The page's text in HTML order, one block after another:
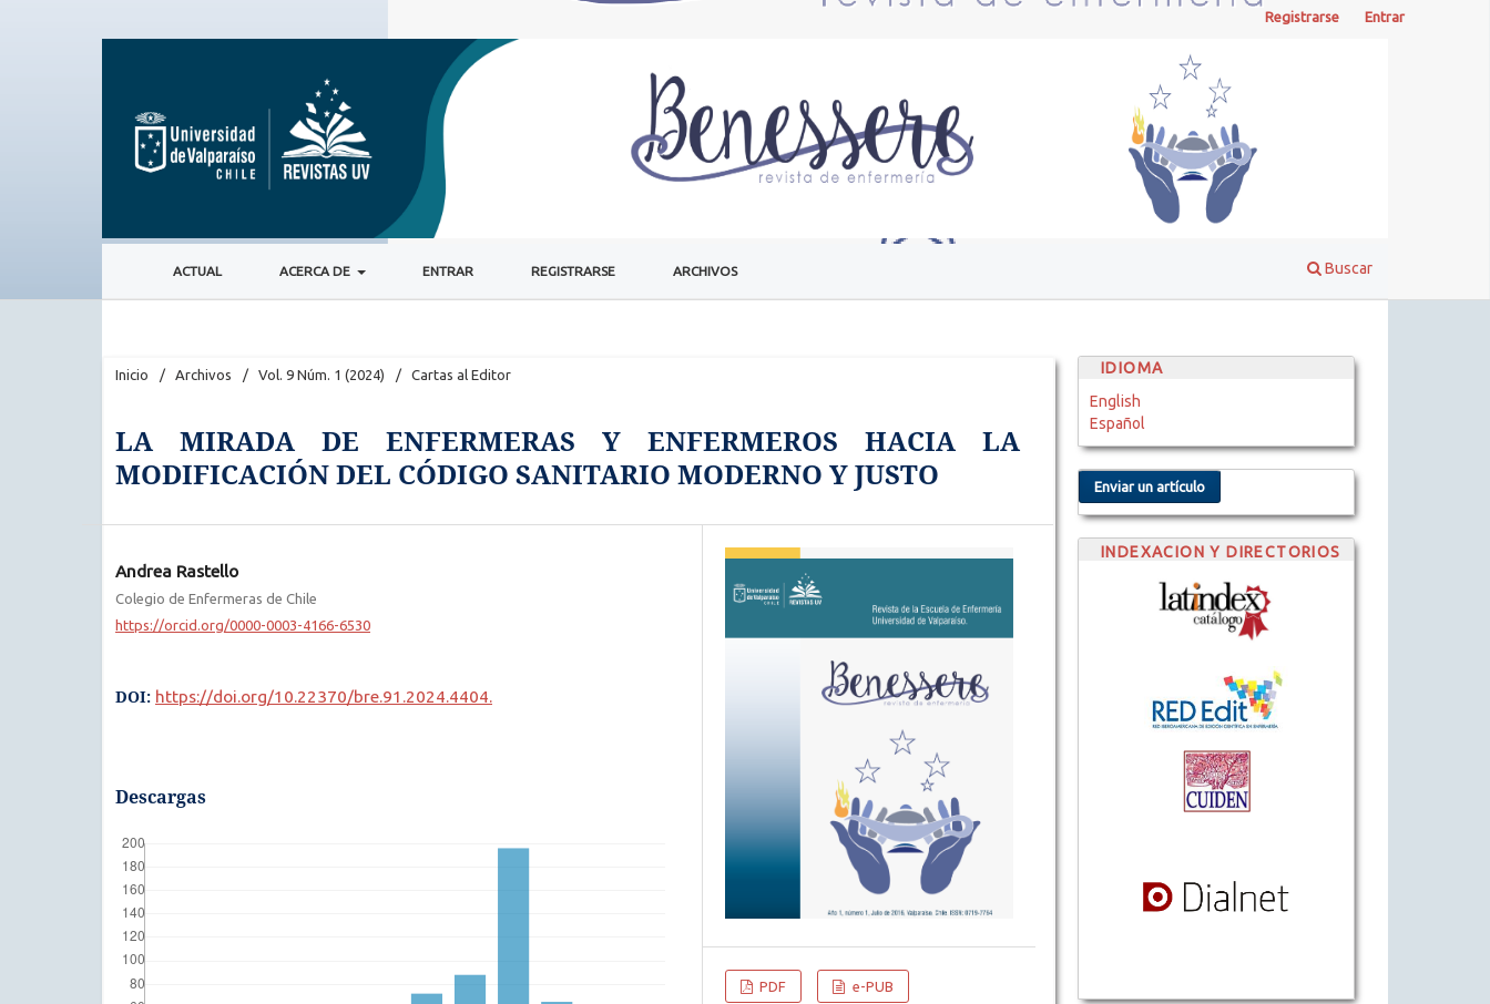
ACTUAL ACERCA DE ENTRAR REGISTRARSE ARCHIVOS Buscar
Registrarse Entrar
Inicio / Archivos / Vol. 9 Núm. 1 (2024) / Cartas al Editor
LA MIRADA DE ENFERMERAS Y ENFERMEROS HACIA LA
MODIFICACIÓN DEL CÓDIGO SANITARIO MODERNO Y JUSTO
Andrea Rastello
Colegio de Enfermeras de Chile
https://orcid.org/0000-0003-4166-6530
DOI: https://doi.org/10.22370/bre.91.2024.4404.
Descargas
PDF e-PUB
IDIOMA
English
Español
Enviar un artículo
INDEXACION Y DIRECTORIOS